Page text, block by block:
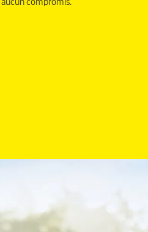
compromis.